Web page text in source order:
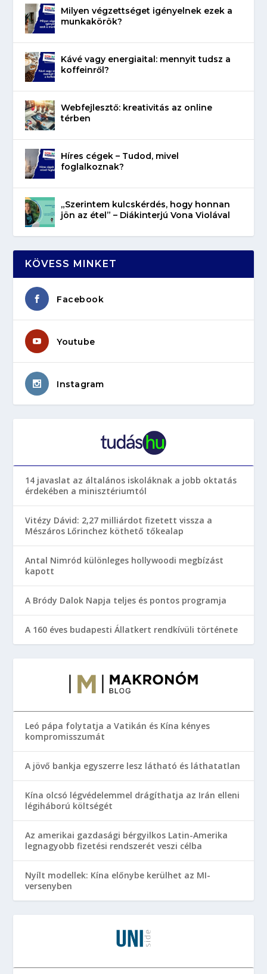
Milyen végzettséget igényelnek ezek a
munkakörök?
Kávé vagy energiaital: mennyit tudsz a
koffeinről?
Webfejlesztő: kreativitás az online
térben
Híres cégek – Tudod, mivel
foglalkoznak?
„Szerintem kulcskérdés, hogy honnan
jön az étel” – Diákinterjú Vona Violával
KÖVESS MINKET
Facebook
Youtube
Instagram
14 javaslat az általános iskoláknak a jobb oktatás
érdekében a minisztériumtól
Vitézy Dávid: 2,27 milliárdot fizetett vissza a
Mészáros Lőrinchez köthető tőkealap
Antal Nimród különleges hollywoodi megbízást
kapott
A Bródy Dalok Napja teljes és pontos programja
A 160 éves budapesti Állatkert rendkívüli története
Leó pápa folytatja a Vatikán és Kína kényes
kompromisszumát
A jövő bankja egyszerre lesz látható és láthatatlan
Kína olcsó légvédelemmel drágíthatja az Irán elleni
légiháború költségét
Az amerikai gazdasági bérgyilkos Latin-Amerika
legnagyobb fizetési rendszerét veszi célba
Nyílt modellek: Kína előnybe kerülhet az MI-
versenyben